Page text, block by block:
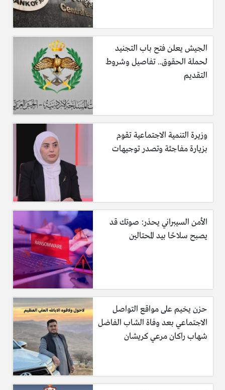
الجيش يعلن فتح باب التجنيد
لحملة الحقوق.. تفاصيل وشروط
التقديم
وزيرة التنمية الاجتماعية تقوم
بزيارة مفاجئة وتصدر توجيهات
الأمن السيبراني يحذر: صوتك قد
يصبح سلاحًا بيد المحتالين
حزن يخيم على مواقع التواصل
الاجتماعي بعد وفاة الشاب الفاضل
شهاب راكان مرعي كريشان